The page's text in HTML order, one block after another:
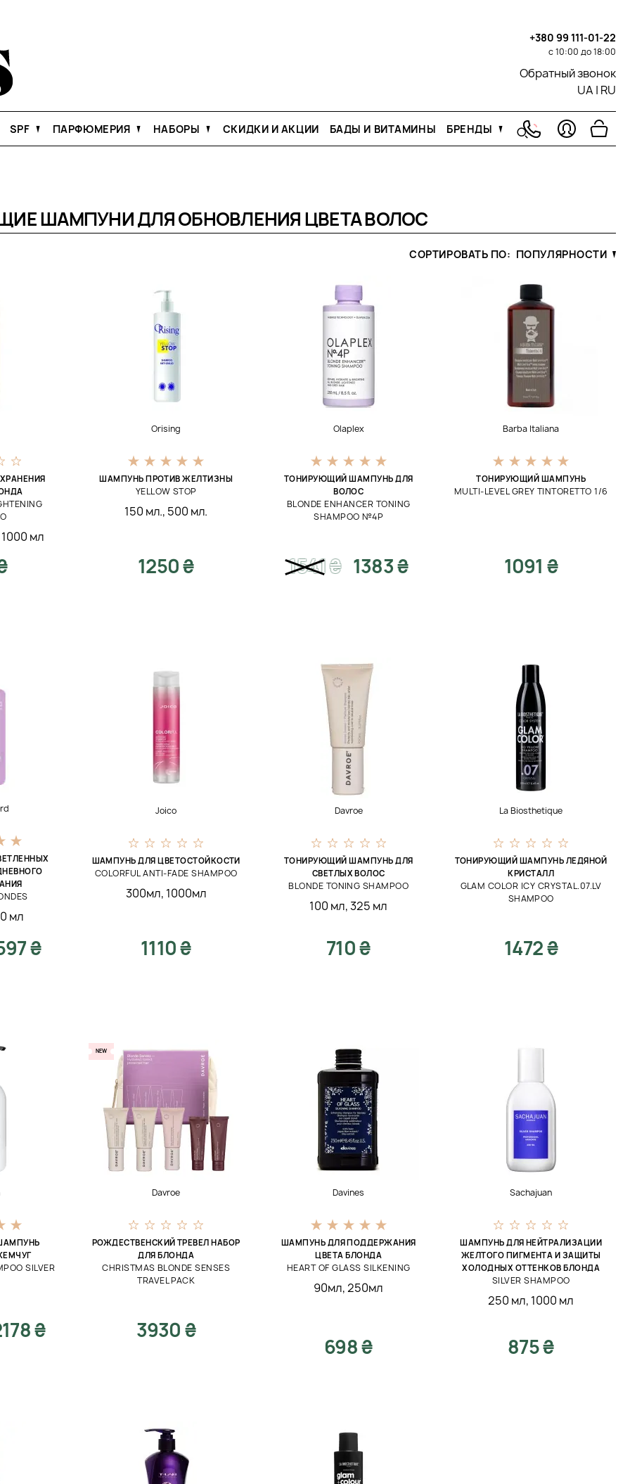
+380 99 111-01-22
с 10:00 до 18:00
Обратный звонок
UA | RU
SPF ПАРФЮМЕРИЯ НАБОРЫ СКИДКИ И АКЦИИ БАДЫ И ВИТАМИНЫ БРЕНДЫ
ШАМПУНИ ДЛЯ ОБНОВЛЕНИЯ ЦВЕТА ВОЛОС
СОРТИРОВАТЬ ПО: ПОПУЛЯРНОСТИ
1000 мл
Orising
ШАМПУНЬ ПРОТИВ ЖЕЛТИЗНЫ
YELLOW STOP
150 мл., 500 мл.
1250 ₴
Olaplex
ТОНИРУЮЩИЙ ШАМПУНЬ ДЛЯ
ВОЛОС
BLONDE ENHANCER TONING
SHAMPOO №4P
1541₴ 1383 ₴
Barba Italiana
ТОНИРУЮЩИЙ ШАМПУНЬ
MULTI-LEVEL GREY TINTORETTO 1/6
1091 ₴
мл
₴
Joico
ШАМПУНЬ ДЛЯ ЦВЕТОСТОЙКОСТИ
COLORFUL ANTI-FADE SHAMPOO
300мл, 1000мл
1110 ₴
Davroe
ТОНИРУЮЩИЙ ШАМПУНЬ ДЛЯ
СВЕТЛЫХ ВОЛОС
BLONDE TONING SHAMPOO
100 мл,325 мл
710 ₴
La Biosthetique
ТОНИРУЮЩИЙ ШАМПУНЬ ЛЕДЯНОЙ
КРИСТАЛЛ
GLAM COLOR ICY CRYSTAL.07.LV
SHAMPOO
1472 ₴
SILVER
₴
NEW
Davroe
РОЖДЕСТВЕНСКИЙ ТРЕВЕЛ НАБОР
ДЛЯ БЛОНДА
CHRISTMAS BLONDE SENSES
TRAVEL PACK
3930 ₴
Davines
ШАМПУНЬ ДЛЯ ПОДДЕРЖАНИЯ
ЦВЕТА БЛОНДА
HEART OF GLASS SILKENING
90мл,250мл
698 ₴
Sachajuan
ШАМПУНЬ ДЛЯ НЕЙТРАЛИЗАЦИИ
ЖЕЛТОГО ПИГМЕНТА И ЗАЩИТЫ
ХОЛОДНЫХ ОТТЕНКОВ БЛОНДА
SILVER SHAMPOO
250 мл, 1000 мл
875 ₴